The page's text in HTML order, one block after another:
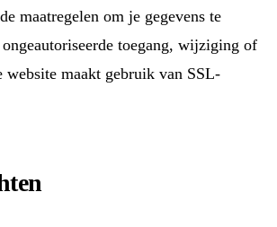
maatregelen om je gegevens te
ongeautoriseerde toegang, wijziging of
website maakt gebruik van SSL-